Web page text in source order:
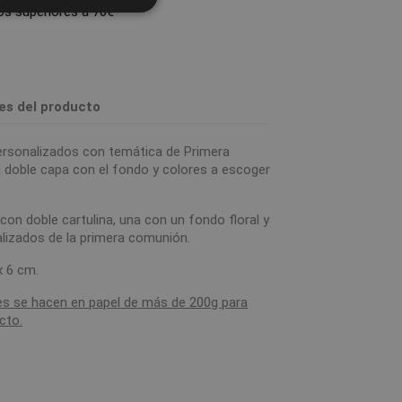
superiores a 70€
del producto
con temática de Primera
doble capa con el fondo y colores a escoger
doble cartulina, una con un fondo floral y
de la primera comunión.
6 cm.
se hacen en papel de más de 200g para